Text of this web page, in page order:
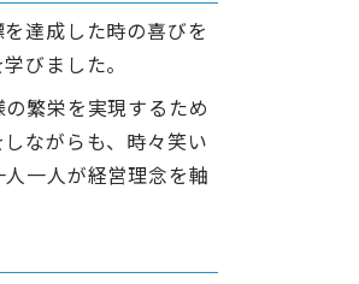
達成した時の喜びを
びました。
繁栄を実現するため
ながらも、時々笑い
一人が経営理念を軸